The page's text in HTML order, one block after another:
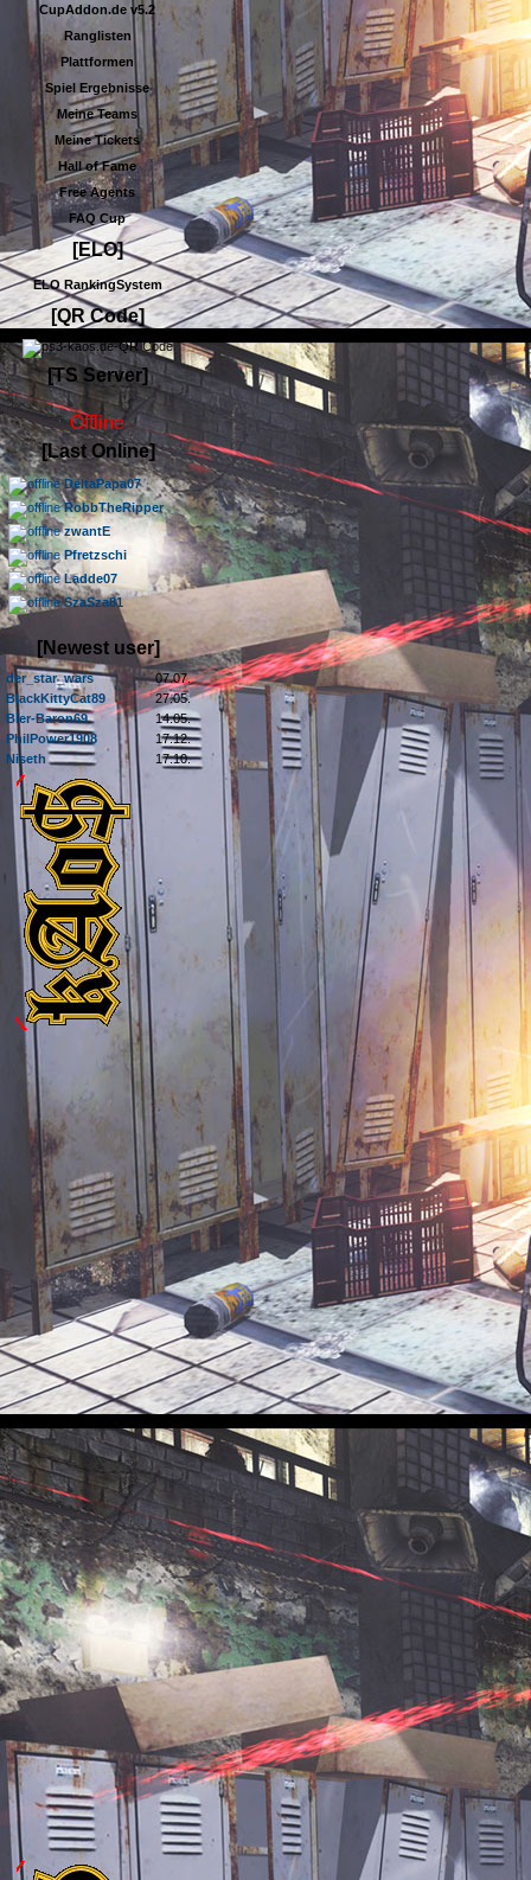
CupAddon.de v5.2
Ranglisten
Plattformen
Spiel Ergebnisse
Meine Teams
Meine Tickets
Hall of Fame
Free Agents
FAQ Cup
[ELO]
ELO RankingSystem
[QR Code]
[TS Server]
Offline
[Last Online]
DeltaPapa07
RobbTheRipper
zwantE
Pfretzschi
Ladde07
SzaSza81
[Newest user]
der_star_wars
07.07.
BlackKittyCat89
27.05.
Bier-Baron69
14.05.
PhilPower1908
17.12.
Niseth
17.10.